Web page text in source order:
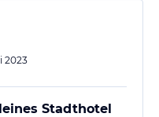
2023
Stadthotel